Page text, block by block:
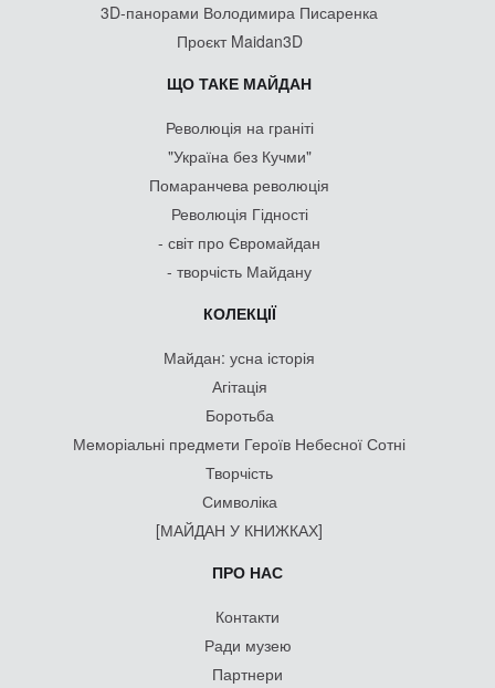
3D-панорами Володимира Писаренка
Проєкт Maidan3D
ЩО ТАКЕ МАЙДАН
Революція на граніті
"Україна без Кучми"
Помаранчева революція
Революція Гідності
- світ про Євромайдан
- творчість Майдану
КОЛЕКЦІЇ
Майдан: усна історія
Агітація
Боротьба
Меморіальні предмети Героїв Небесної Сотні
Творчість
Символіка
[МАЙДАН У КНИЖКАХ]
ПРО НАС
Контакти
Ради музею
Партнери